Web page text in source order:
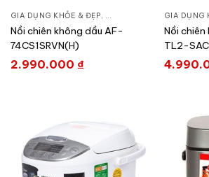
GIA DỤNG KHỎE & ĐẸP, NỒI - ẤM - CA - BÌNH, NỒI
Nồi chiên không dầu AF-
74CS1SRVN(H)
2.990.000 ₫
GIA DỤNG
Nồi
TL2-